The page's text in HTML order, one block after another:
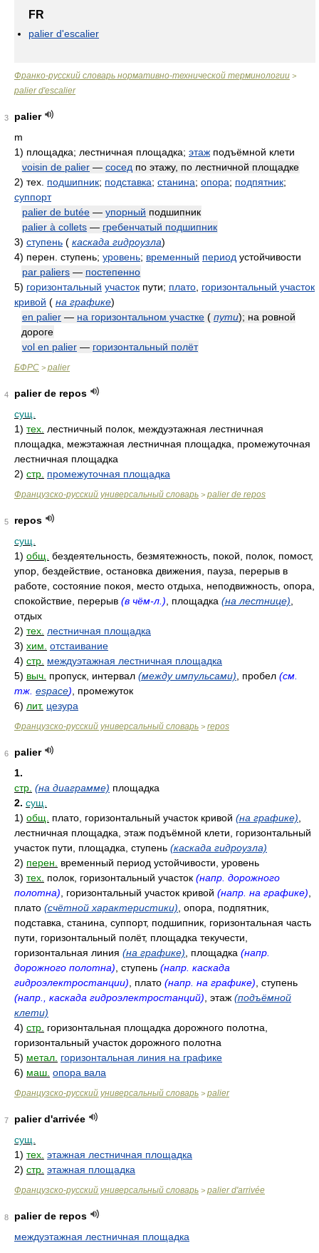
FR
palier d'escalier
Франко-русский словарь нормативно-технической терминологии >
palier d'escalier
3
palier
m
1) площадка; лестничная площадка; этаж подъёмной клети
voisin de palier — сосед по этажу, по лестничной площадке
2) тех. подшипник; подставка; станина; опора; подпятник;
суппорт
palier de butée — упорный подшипник
palier à collets — гребенчатый подшипник
3) ступень ( каскада гидроузла)
4) перен. ступень; уровень; временный период устойчивости
par paliers — постепенно
5) горизонтальный участок пути; плато горизонтальный участок
кривой ( на графике)
en palier — на горизонтальном участке ( пути); на ровной
дороге
vol en palier — горизонтальный полёт
БФРС > palier
4
palier de repos
сущ.
1) тех. лестничный полок, междуэтажная лестничная
площадка, межэтажная лестничная площадка, промежуточная
лестничная площадка
2) стр. промежуточная площадка
Французско-русский универсальный словарь > palier de repos
5
repos
сущ.
1) общ. бездеятельность, безмятежность, покой, полок, помост,
упор, бездействие, остановка движения, пауза, перерыв в
работе, состояние покоя, место отдыха, неподвижность, опора,
спокойствие, перерыв (в чём-л.) , площадка (на лестнице)
отдых
2) тех. лестничная площадка
3) хим. отстаивание
4) стр. междуэтажная лестничная площадка
5) выч. пропуск, интервал (между импульсами) , пробел (см.
тж. espace) , промежуток
6) лит. цезура
Французско-русский универсальный словарь > repos
6
palier
1.
стр. (на диаграмме) площадка
2. сущ.
1) общ. плато, горизонтальный участок кривой (на графике)
лестничная площадка, этаж подъёмной клети, горизонтальный
участок пути, площадка, ступень (каскада гидроузла)
2) перен.
временный период устойчивости, уровень
3) тех. полок, горизонтальный участок (напр. дорожного
полотна) , горизонтальный участок кривой (напр. на графике)
плато (счётной характеристики) , опора, подпятник,
подставка, станина, суппорт, подшипник, горизонтальная часть
пути, горизонтальный полёт, площадка текучести,
горизонтальная линия (на графике) , площадка (напр.
дорожного полотна) , ступень (напр. каскада
гидроэлектростанции) , плато (напр. на графике) , ступень
(напр., каскада гидроэлектростанций) , этаж (подъёмной
клети)
4) стр. горизонтальная площадка дорожного полотна,
горизонтальный участок дорожного полотна
5) метал. горизонтальная линия на графике
6) маш. опора вала
Французско-русский универсальный словарь > palier
7
palier d'arrivée
сущ.
1) тех. этажная лестничная площадка
2) стр. этажная площадка
Французско-русский универсальный словарь > palier d'arrivée
8
palier de repos
междуэтажная лестничная площадка